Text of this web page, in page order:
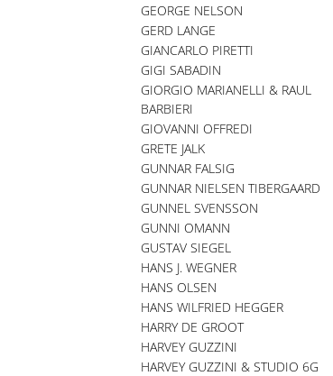
GEORGE NELSON
GERD LANGE
GIANCARLO PIRETTI
GIGI SABADIN
GIORGIO MARIANELLI & RAUL
BARBIERI
GIOVANNI OFFREDI
GRETE JALK
GUNNAR FALSIG
GUNNAR NIELSEN TIBERGAARD
GUNNEL SVENSSON
GUNNI OMANN
GUSTAV SIEGEL
HANS J. WEGNER
HANS OLSEN
HANS WILFRIED HEGGER
HARRY DE GROOT
HARVEY GUZZINI
HARVEY GUZZINI & STUDIO 6G